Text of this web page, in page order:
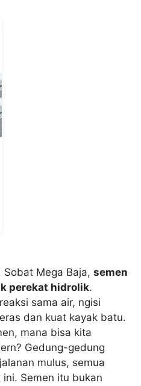
Mega Baja, semen
perekat hidrolik.
sama air, ngisi
dan kuat kayak batu.
mana bisa kita
Gedung-gedung
mulus, semua
Semen itu bukan